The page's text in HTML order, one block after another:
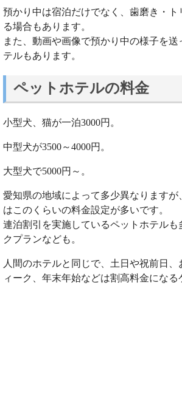
預かり中は宿泊だけでなく、歯磨き・ト
る場合もあります。
また、動画や画像で預かり中の様子を
テルもあります。
ペットホテルの料金
小型犬、猫が一泊3000円。
中型犬が3500～4000円。
大型犬で5000円～。
愛知県の地域によって多少異なりますが
はこのくらいの料金設定が多いです。
連泊割引を実施しているペットホテルも
クプランなども。
人間のホテルと同じで、土日や祝前日、
ィーク、年末年始などは割高料金になる